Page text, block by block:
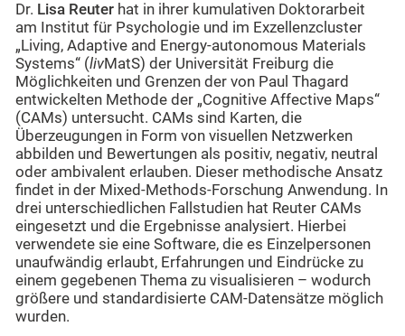
Dr. Lisa Reuter hat in ihrer kumulativen Doktorarbeit
am Institut für Psychologie und im Exzellenzcluster
„Living, Adaptive and Energy-autonomous Materials
Systems“ (livMatS) der Universität Freiburg die
Möglichkeiten und Grenzen der von Paul Thagard
entwickelten Methode der „Cognitive Affective Maps“
(CAMs) untersucht. CAMs sind Karten, die
Überzeugungen in Form von visuellen Netzwerken
abbilden und Bewertungen als positiv, negativ, neutral
oder ambivalent erlauben. Dieser methodische Ansatz
findet in der Mixed-Methods-Forschung Anwendung. In
drei unterschiedlichen Fallstudien hat Reuter CAMs
eingesetzt und die Ergebnisse analysiert. Hierbei
verwendete sie eine Software, die es Einzelpersonen
unaufwändig erlaubt, Erfahrungen und Eindrücke zu
einem gegebenen Thema zu visualisieren – wodurch
größere und standardisierte CAM-Datensätze möglich
wurden.